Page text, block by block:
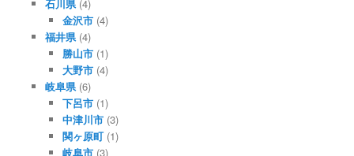
石川県(4)
金沢市 (4)
福井県(4)
勝山市 (1)
大野市 (4)
岐阜県(6)
下呂市 (1)
中津川市 (3)
関ヶ原町 (1)
岐阜市 (3)